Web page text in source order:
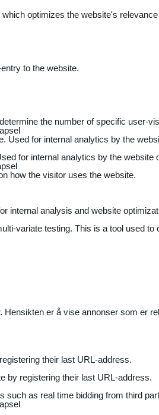
optimizes the website's
to the website.
the number of specific user-
Used for internal analytics by the
for internal analytics by the website
how the visitor uses the website.
internal analysis and website
variate testing. This is a tool used
er å vise annonser som er
their last URL-address.
by registering their last URL-address.
such as real time bidding from third